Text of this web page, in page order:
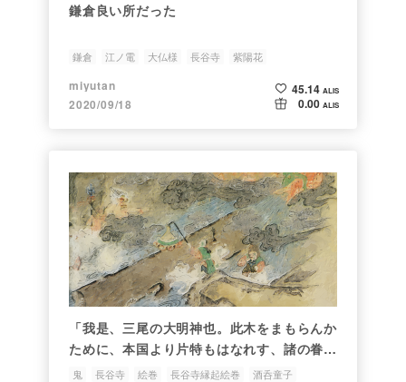
鎌倉良い所だった
鎌倉 江ノ電 大仏様 長谷寺 紫陽花
miyutan
2020/09/18
45.14 ALIS
0.00 ALIS
「我是、三尾の大明神也。此木をまもらんか
ために、本国より片特もはなれす、諸の眷属
をひきゐて来る」
鬼 長谷寺 絵巻 長谷寺縁起絵巻 酒呑童子